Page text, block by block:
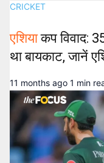
CRICKET
एशियाकप विवाद:
था बायकाट, जानें
11 months ago 1 min